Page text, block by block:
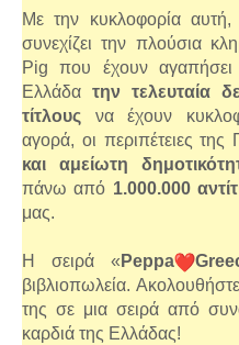
Με την κυκλοφορία
συνεχίζει την πλούσια
Pig που έχουν αγαπήσει
Ελλάδα την τελευταία
τίτλους να έχουν
αγορά, οι περιπέτειες
και αμείωτη
πάνω από 1.000.000
μας.
Η σειρά « Peppa
βιβλιοπωλεία.
της σε μια σειρά από
καρδιά της Ελλάδας!